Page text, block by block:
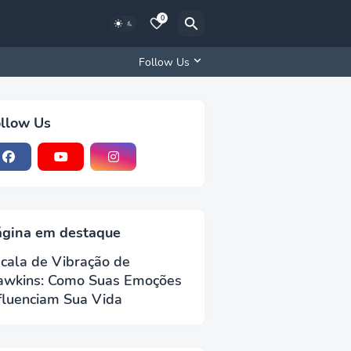
0
Follow Us
Us
em destaque
de Vibração de
Como Suas Emoções
Sua Vida